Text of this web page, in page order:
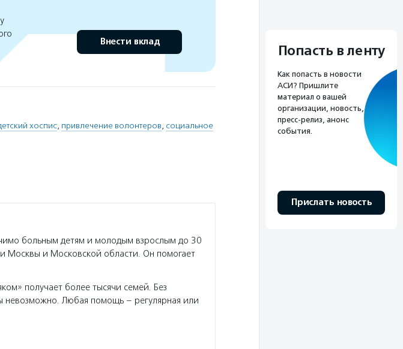
Внести вклад
хоспис, привлечение волонтеров, социальное
больным детям и молодым взрослым до 30
Москвы и Московской области. Он помогает
получает более тысячи семей. Без
невозможно. Любая помощь – регулярная или
Попасть в ленту
Как попасть в новости
АСИ? Пришлите
материал о вашей
организации, новость,
пресс-релиз, анонс
события.
Прислать новость